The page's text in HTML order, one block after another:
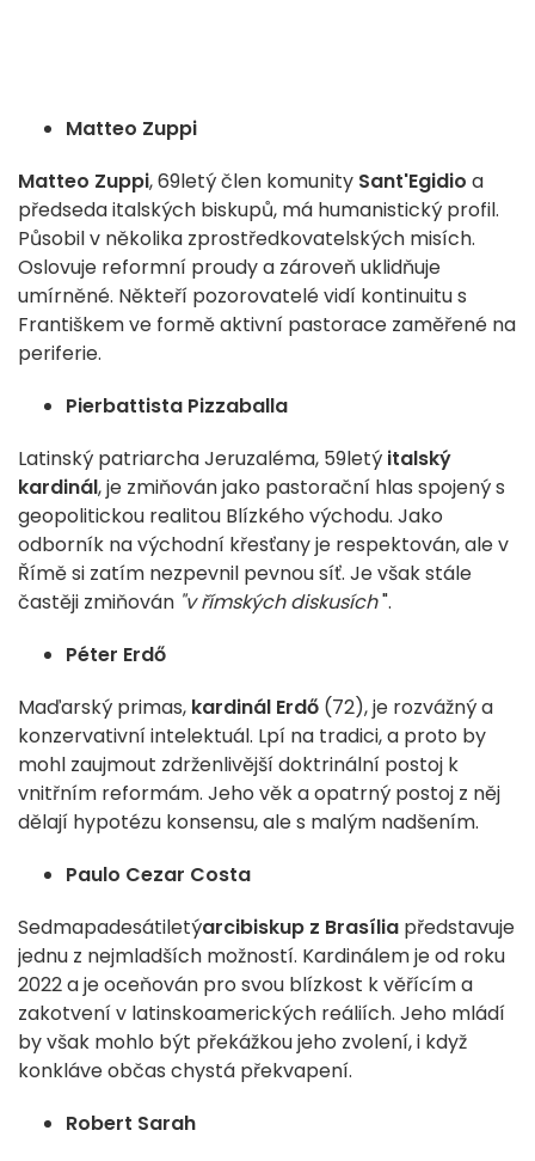
Matteo Zuppi
Matteo Zuppi, 69letý člen komunity Sant'Egidio a
předseda italských biskupů, má humanistický profil.
Působil v několika zprostředkovatelských misích.
Oslovuje reformní proudy a zároveň uklidňuje
umírněné. Někteří pozorovatelé vidí kontinuitu s
Františkem ve formě aktivní pastorace zaměřené na
periferie.
Pierbattista Pizzaballa
Latinský patriarcha Jeruzaléma, 59letý italský
kardinál, je zmiňován jako pastorační hlas spojený s
geopolitickou realitou Blízkého východu. Jako
odborník na východní křesťany je respektován, ale v
Římě si zatím nezpevnil pevnou síť. Je však stále
častěji zmiňován "v římských diskusích".
Péter Erdő
Maďarský primas, kardinál Erdő (72), je rozvážný a
konzervativní intelektuál. Lpí na tradici, a proto by
mohl zaujmout zdrženlivější doktrinální postoj k
vnitřním reformám. Jeho věk a opatrný postoj z něj
dělají hypotézu konsensu, ale s malým nadšením.
Paulo Cezar Costa
Sedmapadesátiletýarcibiskup z Brasília představuje
jednu z nejmladších možností. Kardinálem je od roku
2022 a je oceňován pro svou blízkost k věřícím a
zakotvení v latinskoamerických reáliích. Jeho mládí
by však mohlo být překážkou jeho zvolení, i když
konkláve občas chystá překvapení.
Robert Sarah